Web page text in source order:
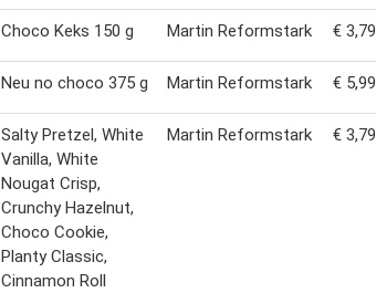
Choco Keks 150 g Martin Reformstark € 3,79
Neu no choco 375 g Martin Reformstark € 5,99
Salty Pretzel, White
Vanilla, White
Nougat Crisp,
Crunchy Hazelnut,
Choco Cookie,
Planty Classic,
Cinnamon Roll
Martin Reformstark € 3,79